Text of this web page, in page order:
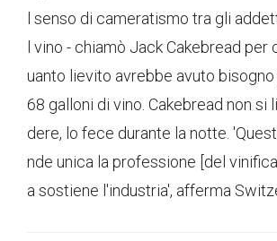
l senso di cameratismo tra gli
l vino - chiamò Jack Cakebread per
uanto lievito avrebbe avuto
68 galloni di vino. Cakebread non si
dere, lo fece durante la notte.
nde unica la professione [del
a sostiene l'industria', afferma